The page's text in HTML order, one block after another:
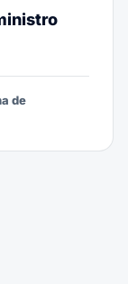
de